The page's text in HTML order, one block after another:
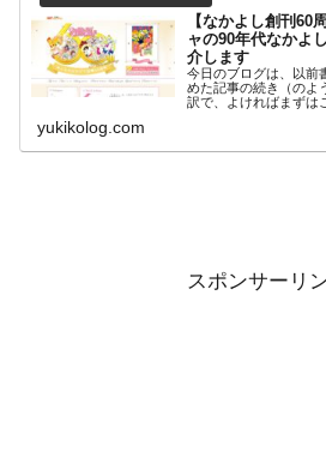
【なかよし創刊60
ャの90年代なかよ
介します
今日のブログは、以前
めた記事の続き（のよ
訳で、よければまずは
すよ。そしたらなん
yukikolog.com
スポンサーリ